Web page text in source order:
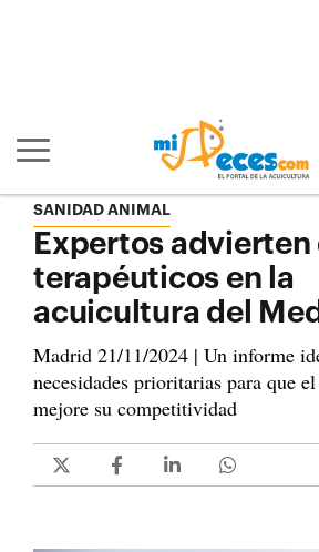
Mostrar/ocultar navegación principal
SANIDAD ANIMAL
Expertos advierten
terapéuticos en la
acuicultura del
Madrid 21/11/2024 | Un informe
necesidades prioritarias para que
mejore su competitividad